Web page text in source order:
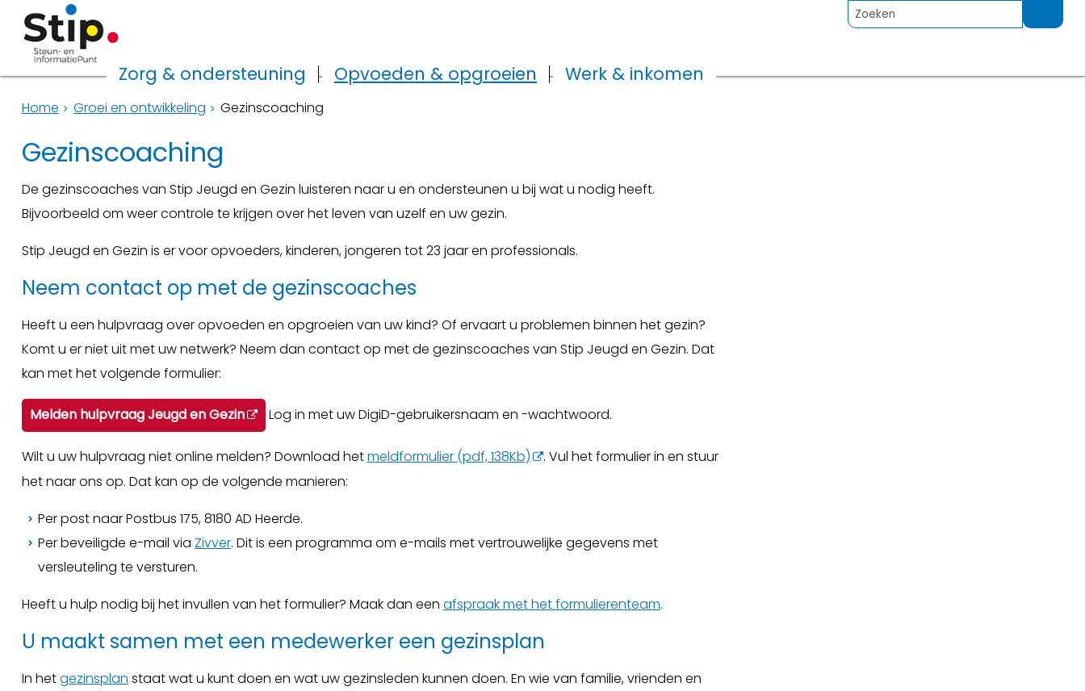
Zorg & ondersteuning Opvoeden & opgroeien Werk & inkomen
Home Groei en ontwikkeling Gezinscoaching
Gezinscoaching
De gezinscoaches van Stip Jeugd en Gezin luisteren naar u en ondersteunen u bij wat u nodig heeft.
Bijvoorbeeld om weer controle te krijgen over het leven van uzelf en uw gezin.
Stip Jeugd en Gezin is er voor opvoeders, kinderen, jongeren tot 23 jaar en professionals.
Neem contact op met de gezinscoaches
Heeft u een hulpvraag over opvoeden en opgroeien van uw kind? Of ervaart u problemen binnen het gezin?
Komt u er niet uit met uw netwerk? Neem dan contact op met de gezinscoaches van Stip Jeugd en Gezin. Dat
kan met het volgende formulier:
Melden hulpvraag Jeugd en Gezin Log in met uw DigiD-gebruikersnaam en -wachtwoord.
Wilt u uw hulpvraag niet online melden? Download hetmeldformulier (pdf, 138Kb)
. Vul het formulier in en stuur
het naar ons op. Dat kan op de volgende manieren:
Per post naar Postbus 175, 8180 AD Heerde.
Per beveiligde e-mail via Zivver. Dit is een programma om e-mails met vertrouwelijke gegevens met
versleuteling te versturen.
Heeft u hulp nodig bij het invullen van het formulier? Maak dan een afspraak met het formulierenteam.
U maakt samen met een medewerker een gezinsplan
In hetgezinsplan staat wat u kunt doen en wat uw gezinsleden kunnen doen. En wie van familie, vrienden en